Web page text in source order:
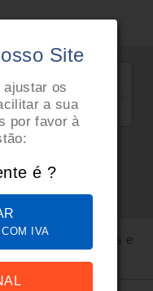
Site
ajustar os
a sua
por favor à
é ?
IVA
420D, impermeáveis e